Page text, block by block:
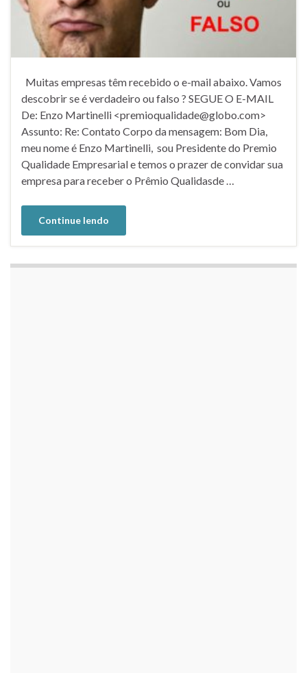
Muitas empresas têm recebido o e-mail abaixo. Vamos
descobrir se é verdadeiro ou falso ? SEGUE O E-MAIL
De: Enzo Martinelli <premioqualidade@globo.com>
Assunto: Re: Contato Corpo da mensagem: Bom Dia,
meu nome é Enzo Martinelli, sou Presidente do Premio
Qualidade Empresarial e temos o prazer de convidar sua
empresa para receber o Prêmio Qualidasde …
Continue lendo